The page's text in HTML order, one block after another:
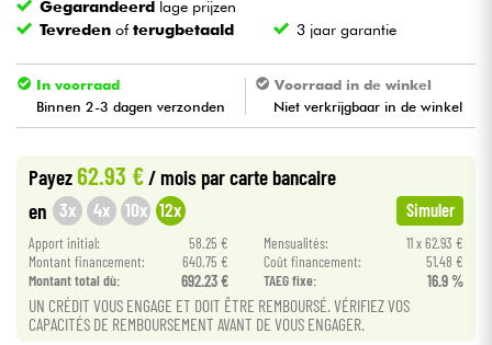
Blaasinstrument
Viool & Quatuor
Kabels & toebehoren
HiFi
Sets
Gegarandeerd lage prijzen
Tevreden ofterugbetaald 3 jaar garantie
In voorraad
Binnen 2-3 dagen verzonden
Voorraad in de winkel
Niet verkrijgbaar in de winkel
Payez62.93 €/ mois par carte bancaire
en 3x 4x 10x 12x Simuler
Apport initial: 58.25 € Mensualités:
11 x 62.93 €
Montant financement:
640.75 € Coût financement:
51.48 €
Montant total dù:
692.23 € TAEG fixe: 16.9 %
UN CRÉDIT VOUS ENGAGE ET DOIT ÊTRE REMBOURSÉ. VÉRIFIEZ VOS
CAPACITÉS DE REMBOURSEMENT AVANT DE VOUS ENGAGER.